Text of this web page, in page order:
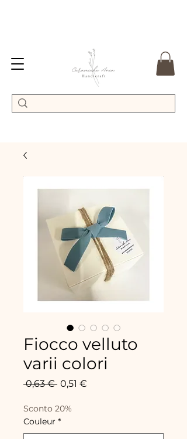
Fiocco velluto
varii colori
0,63 € Prix
0,51 €
Sconto 20%
Couleur *